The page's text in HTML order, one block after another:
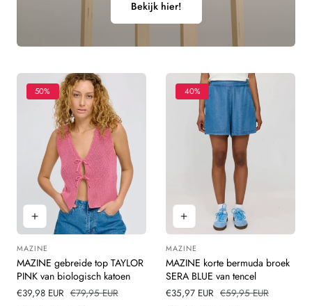
Bekijk hier!
50%
Leverancier:
MAZINE
MAZINE gebreide top TAYLOR
PINK van biologisch katoen
Verkoopprijs
€39,98 EUR Normale
€79,95 EUR
40%
Leverancier:
MAZINE
MAZINE korte bermuda broek
SERA BLUE van tencel
Verkoopprijs
€35,97 EUR Normale
€59,95 EUR